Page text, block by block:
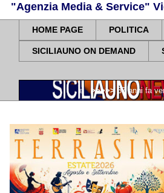
"Agenzia Media & Service"
HOME PAGE POLITICA
SICILIAUNO ON DEMAND
>>>>> 37 anni fa venivano uccisi